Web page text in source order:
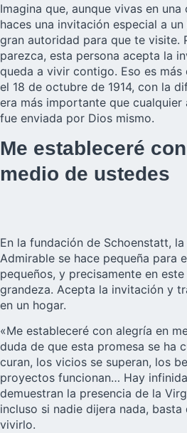
Imagina que, aunque vivas en
haces una invitación especial a
gran autoridad para que te visite.
parezca, esta persona acepta la
queda a vivir contigo. Eso es
el 18 de octubre de 1914, con la
era más importante que
fue enviada por Dios mismo.
Me estableceré
medio de ustedes
En la fundación de Schoenstatt,
Admirable se hace pequeña para
pequeños, y precisamente en
grandeza. Acepta la invitación y
en un hogar.
«Me estableceré con alegría en
duda de que esta promesa se ha
curan, los vicios se superan, los
proyectos funcionan… Hay
demuestran la presencia de la
incluso si nadie dijera nada, basta
vivirlo.